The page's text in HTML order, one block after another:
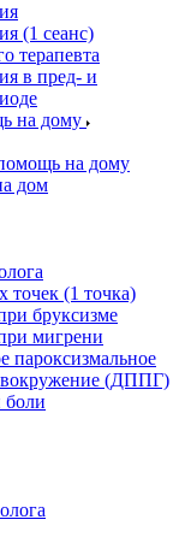
(1 сеанс)
терапевта
в пред- и
на дому
на дому
дом
точек (1 точка)
бруксизме
мигрени
пароксизмальное
(ДППГ)
боли